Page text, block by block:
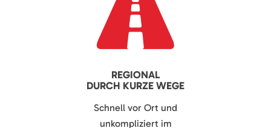
REGIONAL
DURCH KURZE WEGE
Schnell vor Ort und
unkompliziert im